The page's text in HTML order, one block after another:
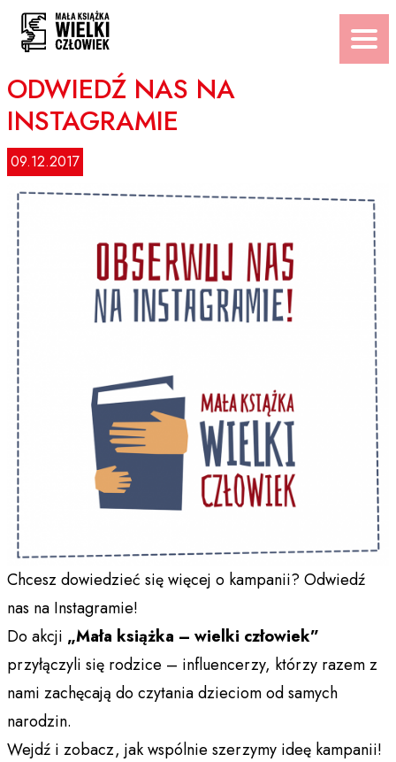
Przejdź
treści
ODWIEDŹ NAS NA
INSTAGRAMIE
09.12.2017
Chcesz dowiedzieć się więcej o kampanii? Odwiedź
nas na Instagramie!
Do akcji „Mała książka – wielki człowiek”
przyłączyli się rodzice – influencerzy, którzy razem z
nami zachęcają do czytania dzieciom od samych
narodzin.
Wejdź i zobacz, jak wspólnie szerzymy ideę kampanii!